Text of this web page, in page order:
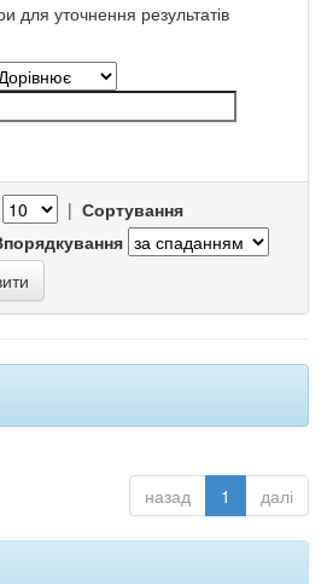
для уточнення результатів
| Сортування
назад 1 далі